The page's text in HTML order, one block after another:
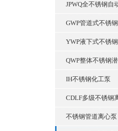
JPWQ全不锈钢自
GWP管道式不锈
YWP液下式不锈
QWP整体不锈钢
IH不锈钢化工泵
CDLF多级不锈钢
不锈钢管道离心泵